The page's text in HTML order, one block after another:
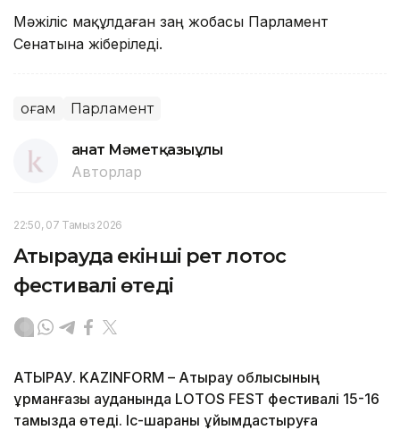
Мәжіліс мақұлдаған заң жобасы Парламент
Сенатына жіберіледі.
Қоғам Парламент
Қанат Мәметқазыұлы
Авторлар
22:50, 07 Тамыз 2026
Атырауда екінші рет лотос
фестивалі өтеді
АТЫРАУ. KAZINFORM – Атырау облысының
Құрманғазы ауданында LOTOS FEST фестивалі 15-16
тамызда өтеді. Іс-шараны ұйымдастыруға